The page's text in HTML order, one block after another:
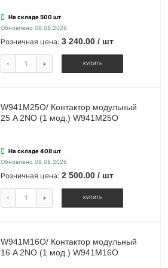
На складе 500 шт
Обновлено 08.08.2026
Розничная цена: 3 240.00 / шт
- + КУПИТЬ
W941M25O/ Контактор модульный
25 A 2NO (1 мод.) W941M25O
На складе 408 шт
Обновлено 08.08.2026
Розничная цена: 2 500.00 / шт
- + КУПИТЬ
W941M16O/ Контактор модульный
16 A 2NO (1 мод.) W941M16O